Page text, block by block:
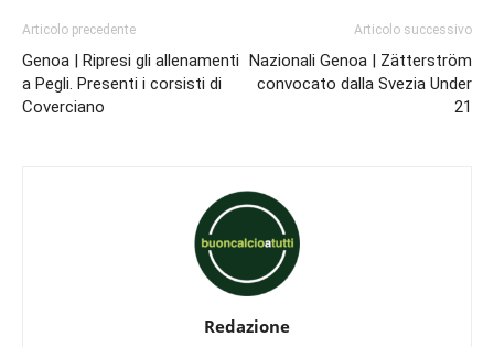
Articolo precedente
Genoa | Ripresi gli allenamenti
a Pegli. Presenti i corsisti di
Coverciano
Articolo successivo
Nazionali Genoa | Zätterström
convocato dalla Svezia Under
21
Redazione